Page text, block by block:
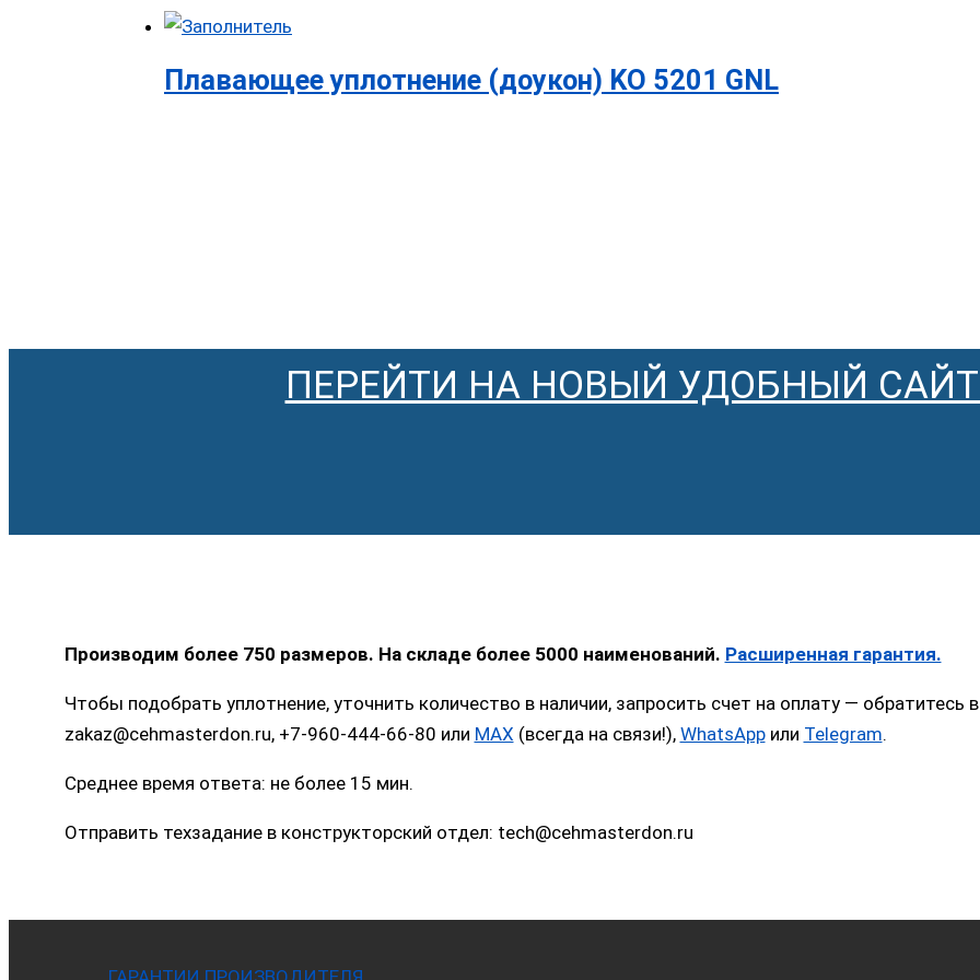
Плавающее уплотнение (доукон) KO 5201 GNL
ПЕРЕЙТИ НА НОВЫЙ УДОБНЫЙ
Производим более 750 размеров. На складе более 5000 наименований. Расширенная гарантия.
Чтобы подобрать уплотнение, уточнить количество в наличии, запросить счет на оплату —
zakaz@cehmasterdon.ru, +7-960-444-66-80 или MAX (всегда на связи!), WhatsAppили Telegram.
Среднее время ответа: не более 15 мин.
Отправить техзадание в конструкторский отдел: tech@cehmasterdon.ru